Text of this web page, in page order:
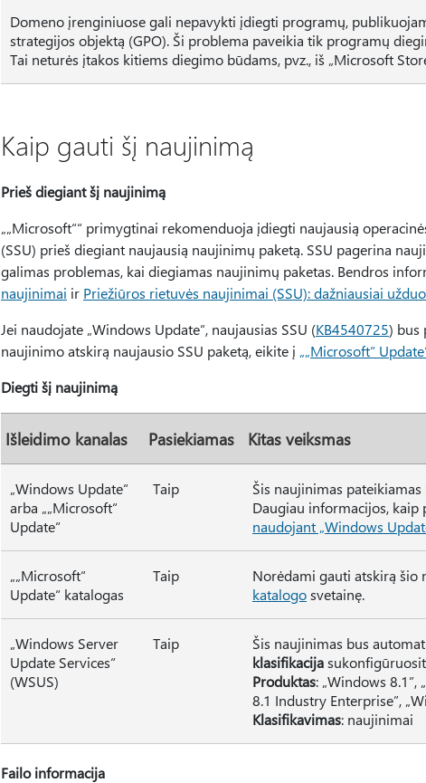
Domeno įrenginiuose gali nepavykti įdiegti programų,
strategijos objektą (GPO). Ši problema paveikia tik programų
Tai neturės įtakos kitiems diegimo būdams, pvz., iš „Microsoft
Kaip gauti šį naujinimą
Prieš diegiant šį naujinimą
„„Microsoft““ primygtinai rekomenduoja įdiegti naujausią
(SSU) prieš diegiant naujausią naujinimų paketą. SSU pagerina
galimas problemas, kai diegiamas naujinimų paketas. Bendros
naujinimai ir Priežiūros rietuvės naujinimai (SSU): dažniausiai
Jei naudojate „Windows Update“, naujausias SSU (KB4540725) bus
naujinimo atskirą naujausio SSU paketą, eikite į „„Microsoft“
Diegti šį naujinimą
Išleidimo kanalas Pasiekiamas Kitas veiksmas
„Windows Update“
arba „„Microsoft“
Update“
Taip Šis naujinimas pateikiamas
Daugiau informacijos, kaip
naudojant „Windows
„„Microsoft“
Update“ katalogas
Taip Norėdami gauti atskirą šio
katalogosvetainę.
„Windows Server
Update Services“
(WSUS)
Taip Šis naujinimas bus
klasifikacija
Produktas: „Windows
8.1 Industry Enterprise”,
Klasifikavimas: naujinimai
Failo informacija